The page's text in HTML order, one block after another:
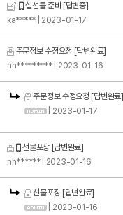
설선물 준비 [답변중]
ka*****
| 2023-01-17
주문정보 수정요청 [답변완료]
nh*********
| 2023-01-16
주문정보 수정요청 [답변완료]
| 2023-01-17
선물포장 [답변완료]
nh******
| 2023-01-16
선물포장 [답변완료]
| 2023-01-16